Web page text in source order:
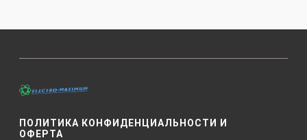
ПОЛИТИКА КОНФИДЕНЦИАЛЬНОСТИ И
ОФЕРТА